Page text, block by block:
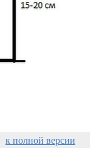
к полной версии